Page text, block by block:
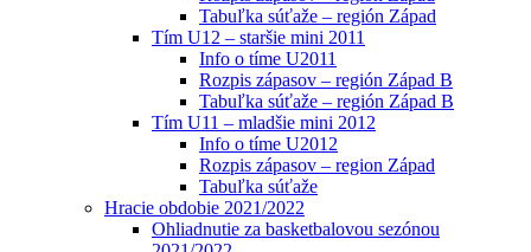
Tabuľka súťaže – región Západ
Tím U12 – staršie mini 2011
Info o tíme U2011
Rozpis zápasov – región Západ B
Tabuľka súťaže – región Západ B
Tím U11 – mladšie mini 2012
Info o tíme U2012
Rozpis zápasov – region Západ
Tabuľka súťaže
Hracie obdobie 2021/2022
Ohliadnutie za basketbalovou sezónou